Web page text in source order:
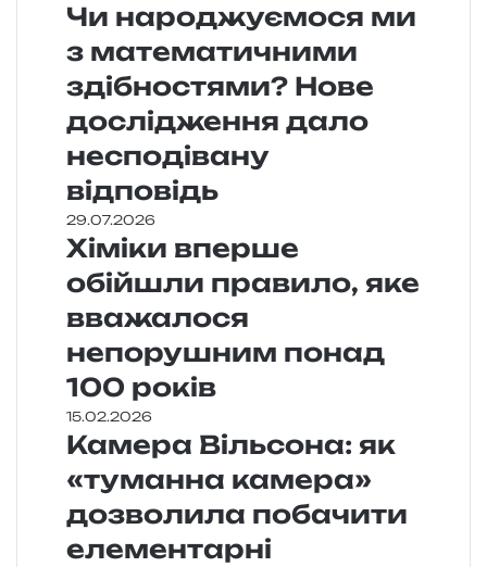
Чи народжуємося ми
з математичними
здібностями? Нове
дослідження дало
несподівану
відповідь
29.07.2026
Хіміки вперше
обійшли правило, яке
вважалося
непорушним понад
100 років
15.02.2026
Камера Вільсона: як
«туманна камера»
дозволила побачити
елементарні